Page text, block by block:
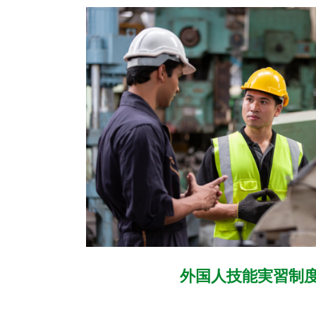
外国人技能実習制